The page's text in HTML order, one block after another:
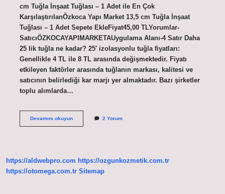
cm Tuğla İnşaat Tuğlası – 1 Adet ile En Çok
KarşılaştırılanÖzkoca Yapı Market 13,5 cm Tuğla İnşaat
Tuğlası – 1 Adet Sepete EkleFiyat45,00 TLYorumlar-
SatıcıÖZKOCAYAPIMARKETAUygulama Alanı-4 Satır Daha
25 lik tuğla ne kadar? 25′ izolasyonlu tuğla fiyatları:
Genellikle 4 TL ile 8 TL arasında değişmektedir. Fiyatı
etkileyen faktörler arasında tuğlanın markası, kalitesi ve
satıcının belirlediği kar marjı yer almaktadır. Bazı şirketler
toplu alımlarda…
Devamını okuyun1
2 Yorum
https://aldwebpro.com https://ozgunkozmetik.com.tr
https://otomega.com.tr Sitemap